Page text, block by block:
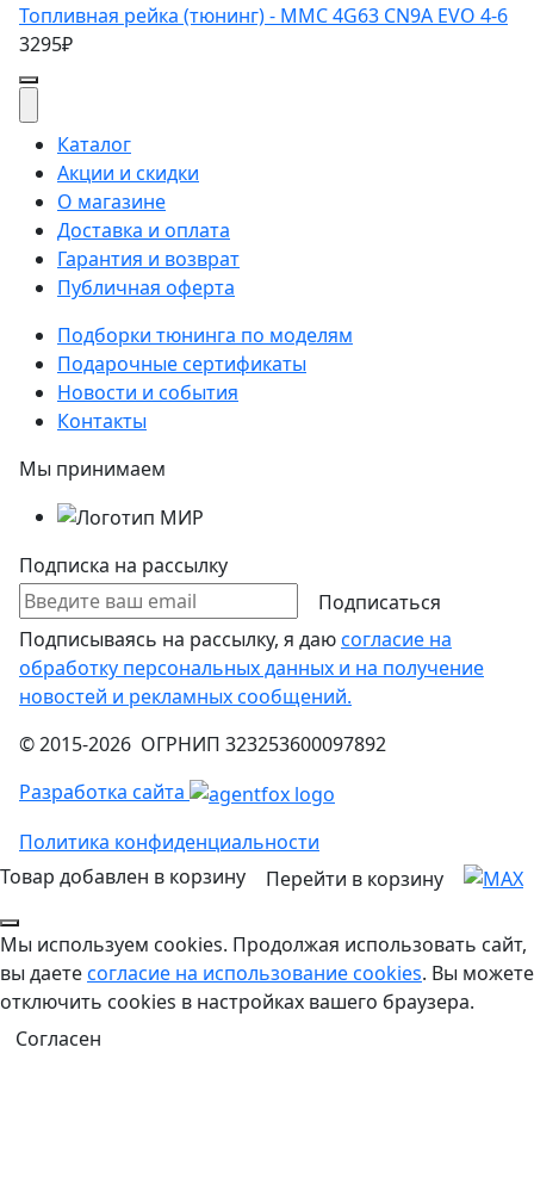
Топливная рейка (тюнинг) - MMC 4G63 CN9A EVO 4-6
3295₽
Каталог
Акции и скидки
О магазине
Доставка и оплата
Гарантия и возврат
Публичная оферта
Подборки тюнинга по моделям
Подарочные сертификаты
Новости и события
Контакты
Мы принимаем
Подписка на рассылку
Подписаться
Подписываясь на рассылку, я даюсогласие на
обработку персональных данных и на получение
новостей и рекламных сообщений.
© 2015-2026 ОГРНИП 323253600097892
Разработка сайта
Политика конфиденциальности
Товар добавлен в корзину
Перейти в корзину
Мы используем cookies. Продолжая использовать сайт,
вы даетесогласие на использование cookies. Вы можете
отключить cookies в настройках вашего браузера.
Согласен